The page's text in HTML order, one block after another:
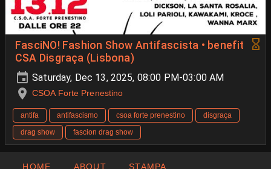
FasciNO! Fashion Show Antifascista • benefit
CSA Disgraça (Lisbona)
Saturday, Dec 13, 2025, 08:00 PM-03:00 AM
CSOA Forte Prenestino
antifa antifascismo csoa forte prenestino
disgraça
drag show
fascion drag show
HOME ABOUT STAMPA